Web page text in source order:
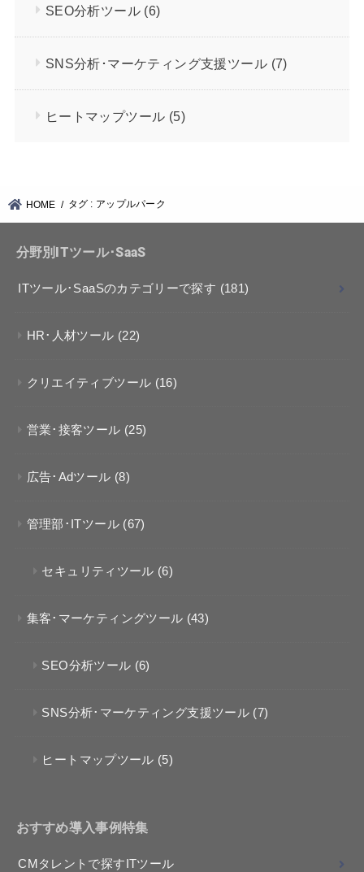
SEO分析ツール (6)
SNS分析･マーケティング支援ツール (7)
ヒートマップツール (5)
HOME タグ : アップルパーク
分野別ITツール･SaaS
ITツール･SaaSのカテゴリーで探す (181)
HR･人材ツール (22)
クリエイティブツール (16)
営業･接客ツール (25)
広告･Adツール (8)
管理部･ITツール (67)
セキュリティツール (6)
集客･マーケティングツール (43)
SEO分析ツール (6)
SNS分析･マーケティング支援ツール (7)
ヒートマップツール (5)
おすすめ導入事例特集
CMタレントで探すITツール